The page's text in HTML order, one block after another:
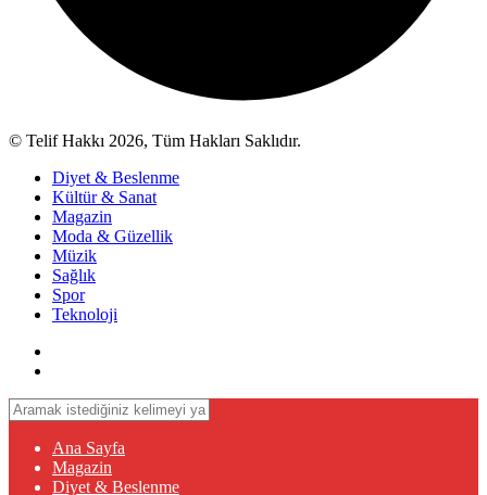
© Telif Hakkı 2026, Tüm Hakları Saklıdır.
Diyet & Beslenme
Kültür & Sanat
Magazin
Moda & Güzellik
Müzik
Sağlık
Spor
Teknoloji
Ana Sayfa
Magazin
Diyet & Beslenme